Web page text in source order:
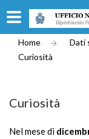
Home Dati
Curiosità
Curiosità
Nel mese di